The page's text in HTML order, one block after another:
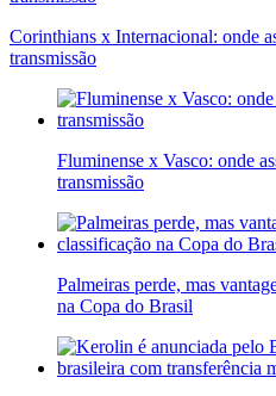
Corinthians x Internacional: onde
transmissão
Fluminense x Vasco: onde
transmissão
Palmeiras perde, mas
na Copa do Brasil